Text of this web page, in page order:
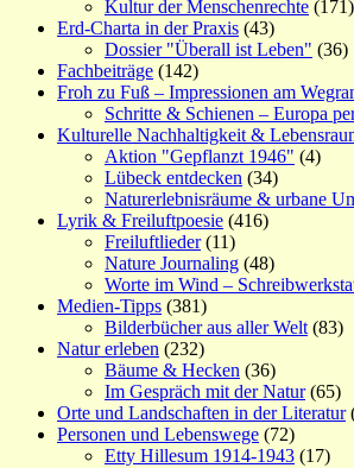
Kultur der Menschenrechte (171)
Erd-Charta in der Praxis (43)
Dossier "Überall ist Leben" (36)
Fachbeiträge (142)
Froh zu Fuß – Impressionen am
Schritte & Schienen – Europa
Kulturelle Nachhaltigkeit &
Aktion "Gepflanzt 1946" (4)
Lübeck entdecken (34)
Naturerlebnisräume & urbane
Lyrik & Freiluftpoesie (416)
Freiluftlieder(11)
Nature Journaling (48)
Worte im Wind –
Medien-Tipps (381)
Bilderbücher aus aller Welt (83)
Natur erleben (232)
Bäume & Hecken (36)
Im Gespräch mit der Natur(65)
Orte und Landschaften in der Literatur
Personen und Lebenswege (72)
Etty Hillesum 1914-1943 (17)